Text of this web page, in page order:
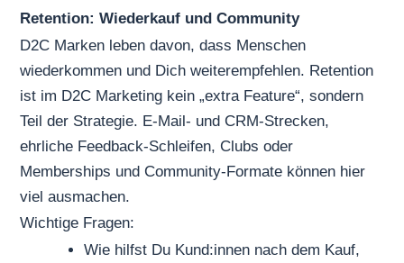
Retention: Wiederkauf und Community
D2C Marken leben davon, dass Menschen
wiederkommen und Dich weiterempfehlen. Retention
ist im D2C Marketing kein „extra Feature“, sondern
Teil der Strategie. E-Mail- und CRM-Strecken,
ehrliche Feedback-Schleifen, Clubs oder
Memberships und Community-Formate können hier
viel ausmachen.
Wichtige Fragen:
Wie hilfst Du Kund:innen nach dem Kauf,